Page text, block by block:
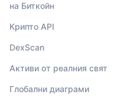
на Биткойн
Крипто API
DexScan
Активи от реалния свят
Глобални диаграми